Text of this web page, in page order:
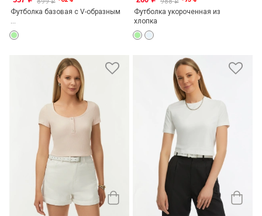
o
Футболка базовая с V-образным
o
Футболка укороченная из
хлопка